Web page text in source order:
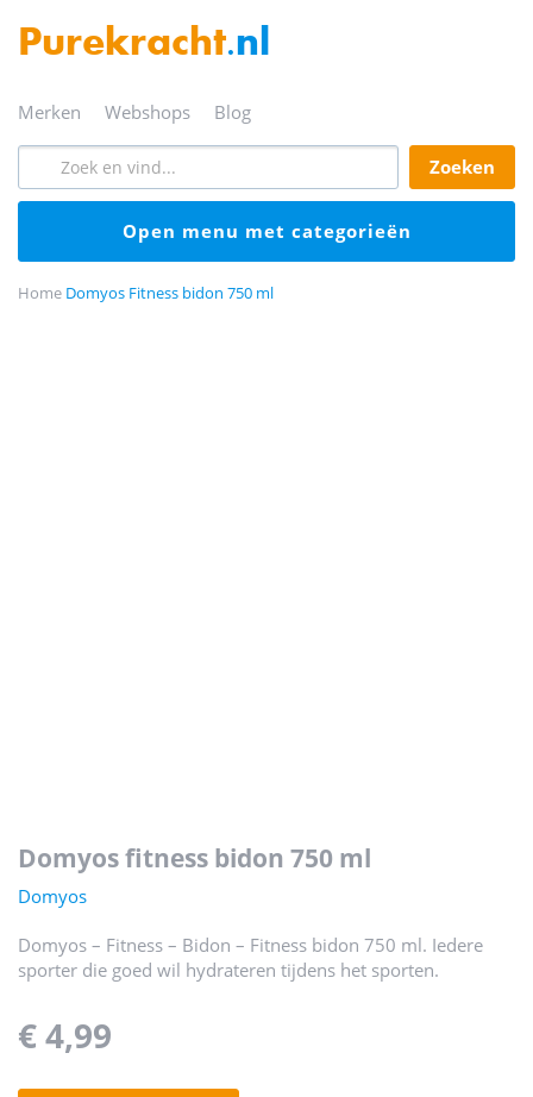
Purekracht.nl
merken webshops blog
zoeken
open menu met categorieën
Home Domyos Fitness bidon 750 ml
domyos fitness bidon 750 ml
Domyos
Domyos – Fitness – Bidon – Fitness bidon 750 ml. Iedere
sporter die goed wil hydrateren tijdens het sporten.
€ 4,99